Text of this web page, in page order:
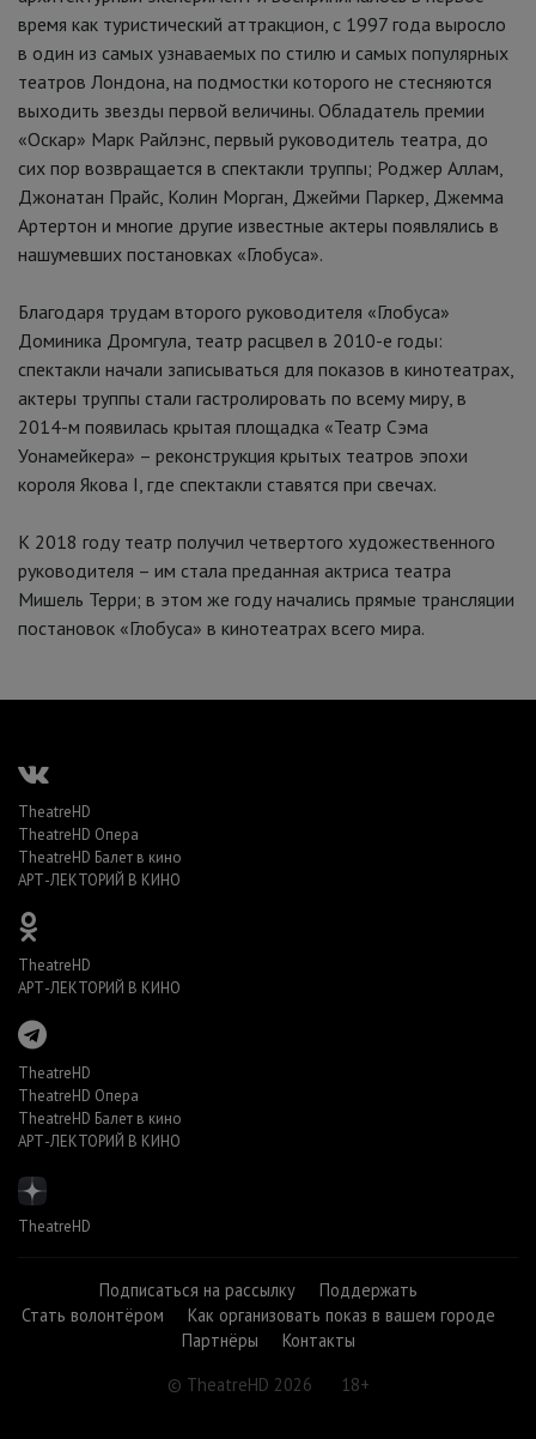
время как туристический аттракцион, с 1997 года выросло
в один из самых узнаваемых по стилю и самых популярных
театров Лондона, на подмостки которого не стесняются
выходить звезды первой величины. Обладатель премии
«Оскар» Марк Райлэнс, первый руководитель театра, до
сих пор возвращается в спектакли труппы; Роджер Аллам,
Джонатан Прайс, Колин Морган, Джейми Паркер, Джемма
Артертон и многие другие известные актеры появлялись в
нашумевших постановках «Глобуса».
Благодаря трудам второго руководителя «Глобуса»
Доминика Дромгула, театр расцвел в 2010-е годы:
спектакли начали записываться для показов в кинотеатрах,
актеры труппы стали гастролировать по всему миру, в
2014-м появилась крытая площадка «Театр Сэма
Уонамейкера» – реконструкция крытых театров эпохи
короля Якова I, где спектакли ставятся при свечах.
К 2018 году театр получил четвертого художественного
руководителя – им стала преданная актриса театра
Мишель Терри; в этом же году начались прямые трансляции
постановок «Глобуса» в кинотеатрах всего мира.
TheatreHD
TheatreHD Опера
TheatreHD Балет в кино
АРТ-ЛЕКТОРИЙ В КИНО
TheatreHD
АРТ-ЛЕКТОРИЙ В КИНО
TheatreHD
TheatreHD Опера
TheatreHD Балет в кино
АРТ-ЛЕКТОРИЙ В КИНО
TheatreHD
Подписаться на рассылку
Поддержать
Стать волонтёром
Как организовать показ в вашем городе
Партнёры
Контакты
© TheatreHD 2026
18+